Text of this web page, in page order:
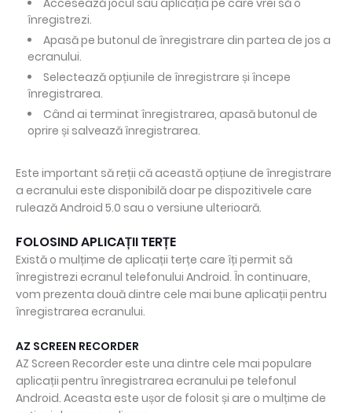
înregistrezi.
Apasă pe butonul de înregistrare din partea de jos a
ecranului.
Selectează opțiunile de înregistrare și începe
înregistrarea.
Când ai terminat înregistrarea, apasă butonul de
oprire și salvează înregistrarea.
Este important să reții că această opțiune de înregistrare
a ecranului este disponibilă doar pe dispozitivele care
rulează Android 5.0 sau o versiune ulterioară.
FOLOSIND APLICAȚII TERȚE
Există o mulțime de aplicații terțe care îți permit să
înregistrezi ecranul telefonului Android. În continuare,
vom prezenta două dintre cele mai bune aplicații pentru
înregistrarea ecranului.
AZ SCREEN RECORDER
AZ Screen Recorder este una dintre cele mai populare
aplicații pentru înregistrarea ecranului pe telefonul
Android. Aceasta este ușor de folosit și are o mulțime de